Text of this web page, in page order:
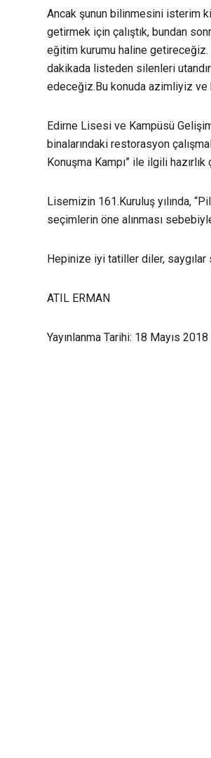
Ancak şunun bilinmesini isterim
getirmek için çalıştık, bundan
eğitim kurumu haline getireceğiz.
dakikada listeden silenleri
edeceğiz.Bu konuda azimliyiz ve
Edirne Lisesi ve Kampüsü
binalarındaki restorasyon
Konuşma Kampı” ile ilgili
Lisemizin 161.Kuruluş yılında,
seçimlerin öne alınması
Hepinize iyi tatiller diler, saygılar
ATIL ERMAN
Yayınlanma Tarihi: 18 Mayıs